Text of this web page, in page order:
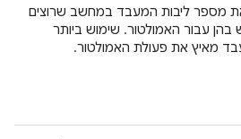
מספר ליבות המעבד במחשב שרוצים
עבור האמולטור. שימוש ביותר
מאיץ את פעולת האמולטור.